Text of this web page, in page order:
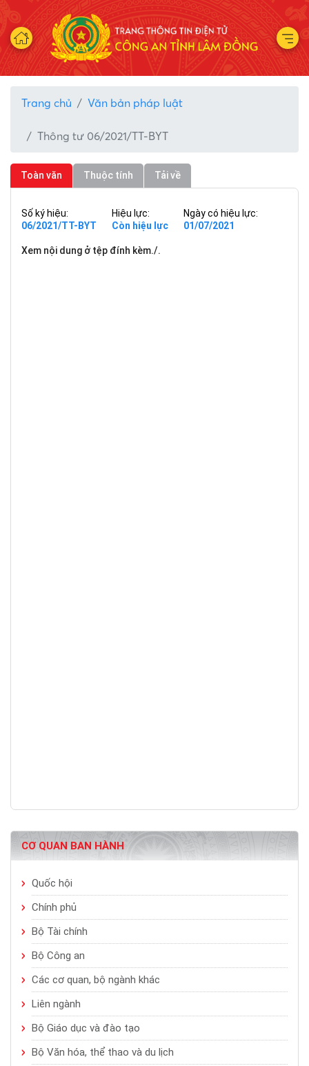
Trang chủ Văn bản pháp luật
Thông tư 06/2021/TT-BYT
Toàn văn Thuộc tính Tải về
Số ký hiệu:
06/2021/TT-BYT
Hiệu lực:
Còn hiệu lực
Ngày có hiệu lực:
01/07/2021
Xem nội dung ở tệp đính kèm./.
CƠ QUAN BAN HÀNH
Quốc hội
Chính phủ
Bộ Tài chính
Bộ Công an
Các cơ quan, bộ ngành khác
Liên ngành
Bộ Giáo dục và đào tạo
Bộ Văn hóa, thể thao và du lịch